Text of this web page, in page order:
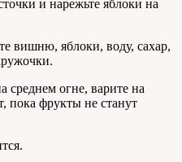
и нарежьте яблоки на
вишню, яблоки, воду, сахар,
среднем огне, варите на
пока фрукты не станут